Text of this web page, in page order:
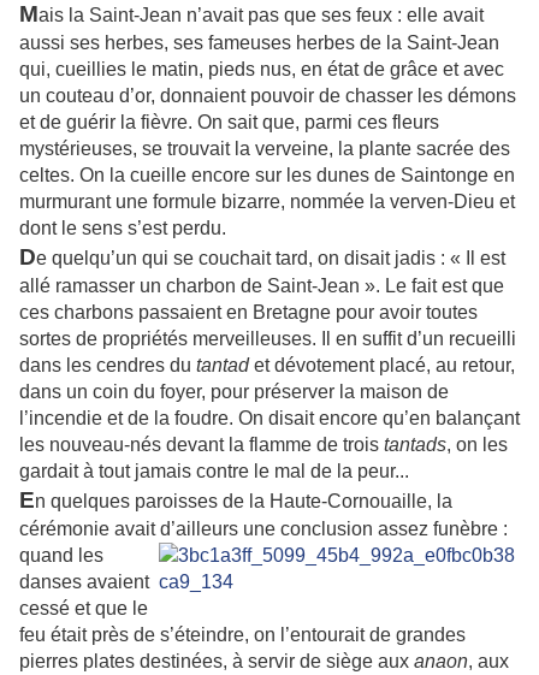
Mais la Saint-Jean n’avait pas que ses feux : elle avait
aussi ses herbes, ses fameuses herbes de la Saint-Jean
qui, cueillies le matin, pieds nus, en état de grâce et avec
un couteau d’or, donnaient pouvoir de chasser les démons
et de guérir la fièvre. On sait que, parmi ces fleurs
mystérieuses, se trouvait la verveine, la plante sacrée des
celtes. On la cueille encore sur les dunes de Saintonge en
murmurant une formule bizarre, nommée la verven-Dieu et
dont le sens s’est perdu.
De quelqu’un qui se couchait tard, on disait jadis : « Il est
allé ramasser un charbon de Saint-Jean ». Le fait est que
ces charbons passaient en Bretagne pour avoir toutes
sortes de propriétés merveilleuses. Il en suffit d’un recueilli
dans les cendres du tantadet dévotement placé, au retour,
dans un coin du foyer, pour préserver la maison de
l’incendie et de la foudre. On disait encore qu’en balançant
les nouveau-nés devant la flamme de trois tantads, on les
gardait à tout jamais contre le mal de la peur...
En quelques paroisses de la Haute-Cornouaille, la
cérémonie avait d’ailleurs une conclusion assez funèbre :
quand les
danses avaient
cessé et que le
feu était près de s’éteindre, on l’entourait de grandes
pierres plates destinées, à servir de siège aux anaon, aux